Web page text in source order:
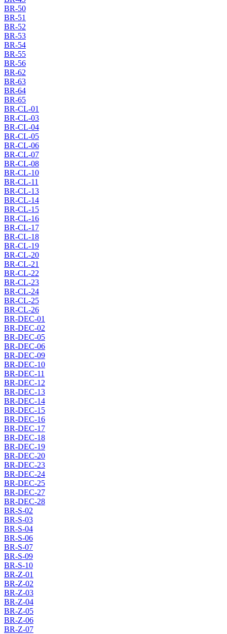
BR-50
BR-51
BR-52
BR-53
BR-54
BR-55
BR-56
BR-62
BR-63
BR-64
BR-65
BR-CL-01
BR-CL-03
BR-CL-04
BR-CL-05
BR-CL-06
BR-CL-07
BR-CL-08
BR-CL-10
BR-CL-11
BR-CL-13
BR-CL-14
BR-CL-15
BR-CL-16
BR-CL-17
BR-CL-18
BR-CL-19
BR-CL-20
BR-CL-21
BR-CL-22
BR-CL-23
BR-CL-24
BR-CL-25
BR-CL-26
BR-DEC-01
BR-DEC-02
BR-DEC-05
BR-DEC-06
BR-DEC-09
BR-DEC-10
BR-DEC-11
BR-DEC-12
BR-DEC-13
BR-DEC-14
BR-DEC-15
BR-DEC-16
BR-DEC-17
BR-DEC-18
BR-DEC-19
BR-DEC-20
BR-DEC-23
BR-DEC-24
BR-DEC-25
BR-DEC-27
BR-DEC-28
BR-S-02
BR-S-03
BR-S-04
BR-S-06
BR-S-07
BR-S-09
BR-S-10
BR-Z-01
BR-Z-02
BR-Z-03
BR-Z-04
BR-Z-05
BR-Z-06
BR-Z-07